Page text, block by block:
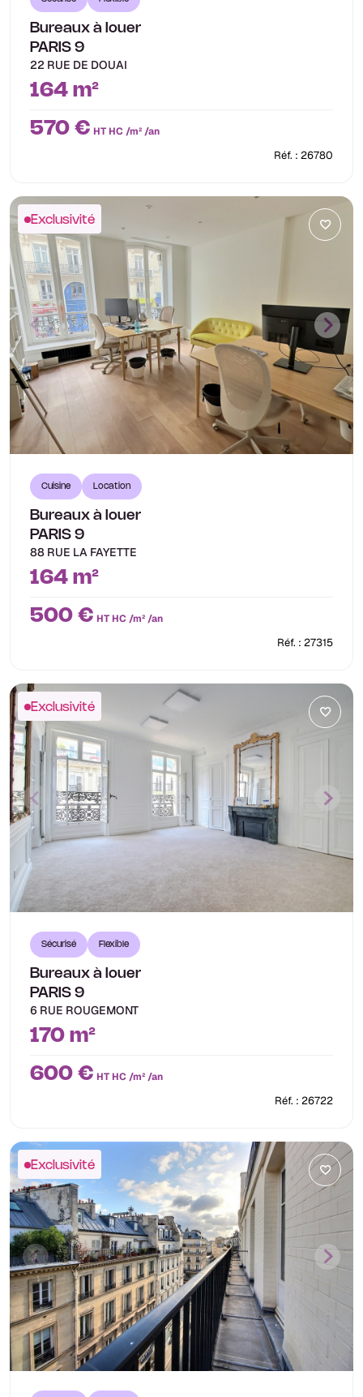
Bureaux à louer
PARIS 9
22 RUE DE DOUAI
164 m²
570 € HT HC /m² /an
Réf. : 26780
Exclusivité
Cuisine Location
Bureaux à louer
PARIS 9
88 RUE LA FAYETTE
164 m²
500 € HT HC /m² /an
Réf. : 27315
Exclusivité
Sécurisé Flexible
Bureaux à louer
PARIS 9
6 RUE ROUGEMONT
170 m²
600 € HT HC /m² /an
Réf. : 26722
Exclusivité